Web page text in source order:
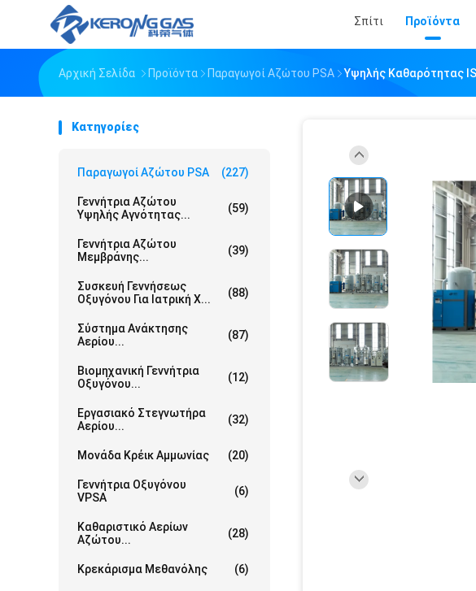
Σπίτι Προϊόντα
Αρχική Σελίδα Προϊόντα Παραγωγοί Αζώτου PSA Υψηλής Καθαρότητας
Κατηγορίες
Παραγωγοί Αζώτου PSA (227)
Γεννήτρια Αζώτου
Υψηλής Αγνότητας...
(59)
Γεννήτρια Αζώτου
Μεμβράνης...
(39)
Συσκευή Γεννήσεως
Οξυγόνου Για Ιατρική Χ...
(88)
Σύστημα Ανάκτησης
Αερίου...
(87)
Βιομηχανική Γεννήτρια
Οξυγόνου...
(12)
Εργασιακό Στεγνωτήρα
Αερίου...
(32)
Μονάδα Κρέικ Αμμωνίας (20)
Γεννήτρια Οξυγόνου
VPSA
(6)
Καθαριστικό Αερίων
Αζώτου...
(28)
Κρεκάρισμα Μεθανόλης (6)